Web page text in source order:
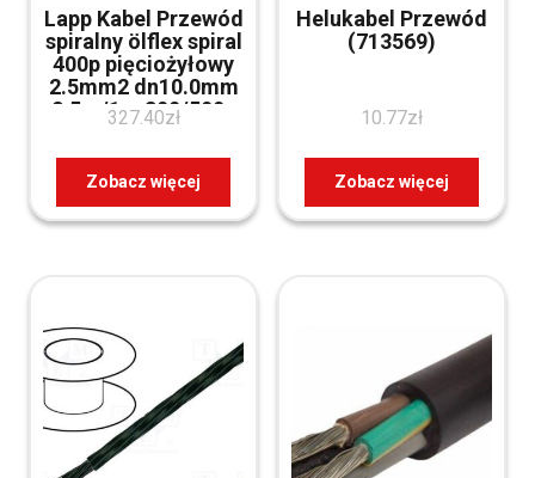
Lapp Kabel Przewód
spiralny ölflex spiral
400p pięciożyłowy
2.5mm2 dn10.0mm
2.5m/1m 300/500v
pvc 70002722
327.40zł
Zobacz więcej
Helukabel Przewód
(713569)
10.77zł
Zobacz więcej